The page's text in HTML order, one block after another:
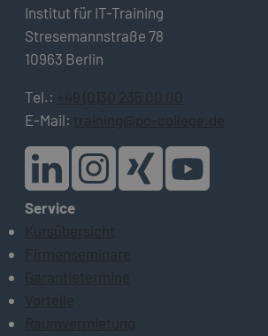
Institut für IT-Training
Stresemannstraße 78
10963 Berlin
Tel.: +49 (0)30 235 00 00
E-Mail: training@pc-college.de
Service
Kursübersicht
Firmenseminare
Garantietermine
Vorteile
Raumvermietung